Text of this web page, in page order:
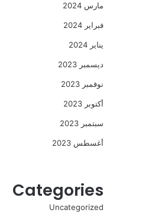
مارس 2024
فبراير 2024
يناير 2024
ديسمبر 2023
نوفمبر 2023
أكتوبر 2023
سبتمبر 2023
أغسطس 2023
Categories
Uncategorized